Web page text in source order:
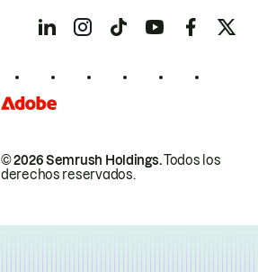
© 2026 Semrush Holdings.Todos los
derechos reservados.